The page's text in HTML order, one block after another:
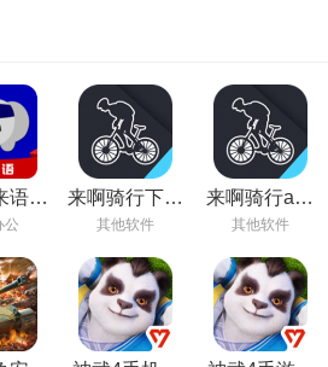
语手
载
公
来啊骑行下载
安卓版
其他软件
来啊骑行app
下载安装最新
其他软件